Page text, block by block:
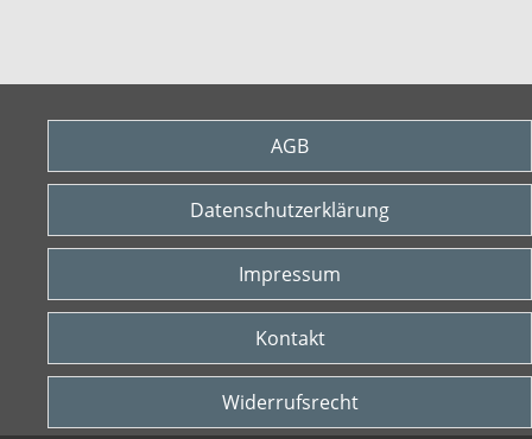
AGB
Datenschutzerklärung
Impressum
Kontakt
Widerrufsrecht